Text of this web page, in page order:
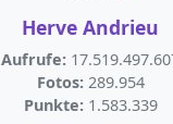
Herve Andrieu
Aufrufe:
Fotos: 289.954
Punkte: 1.583.339